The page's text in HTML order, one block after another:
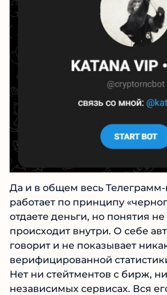
Да и в общем весь Телеграмм-
работает по принципу
отдаете деньги, но понятия не
происходит внутри. О себе
говорит и не показывает
верифицированной